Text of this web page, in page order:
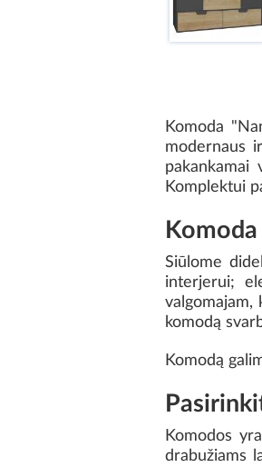
Komoda
modernaus
pakankamai
Komplektui
Siūlome
interjerui;
valgomajam,
komodą
Komodą
Komodos
drabužiams